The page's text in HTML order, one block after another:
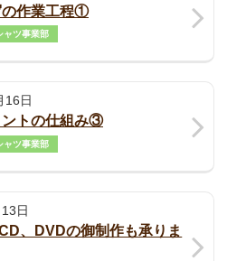
の作業工程①
ャツ事業部
16日
ントの仕組み③
ャツ事業部
日
、DVDの御制作も承りま